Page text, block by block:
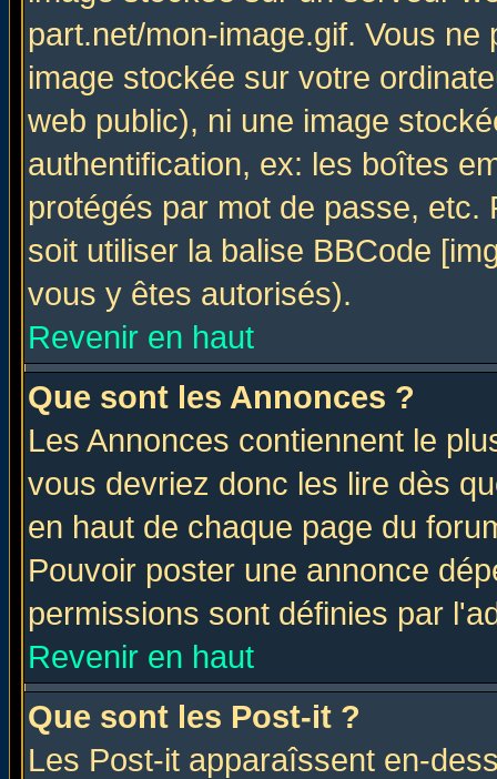
part.net/mon-image.gif. Vous
image stockée sur votre
web public), ni une image
authentification, ex: les boîtes
protégés par mot de passe,
soit utiliser la balise BBCode
vous y êtes autorisés).
Revenir en haut
Que sont les Annonces ?
Les Annonces contiennent le
vous devriez donc les lire dès
en haut de chaque page du
Pouvoir poster une annonce
permissions sont définies par
Revenir en haut
Que sont les Post-it ?
Les Post-it apparaîssent en-